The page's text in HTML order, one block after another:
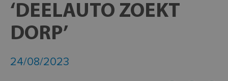
‘DEELAUTO ZOEKT
DORP’
24/08/2023